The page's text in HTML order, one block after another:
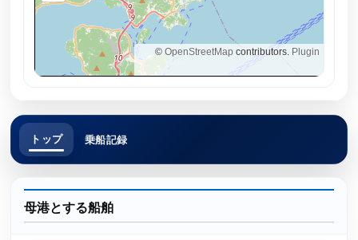
© OpenStreetMap contributors.Plugin
トップ 乗船記録
母港とする船舶